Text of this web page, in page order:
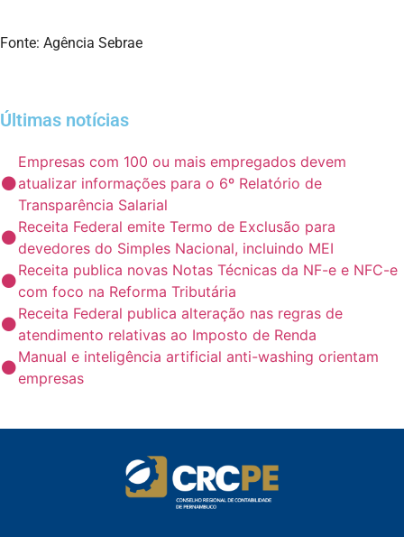
Fonte: Agência Sebrae
Últimas notícias
Empresas com 100 ou mais empregados devem
atualizar informações para o 6º Relatório de
Transparência Salarial
Receita Federal emite Termo de Exclusão para
devedores do Simples Nacional, incluindo MEI
Receita publica novas Notas Técnicas da NF-e e NFC-e
com foco na Reforma Tributária
Receita Federal publica alteração nas regras de
atendimento relativas ao Imposto de Renda
Manual e inteligência artificial anti-washing orientam
empresas